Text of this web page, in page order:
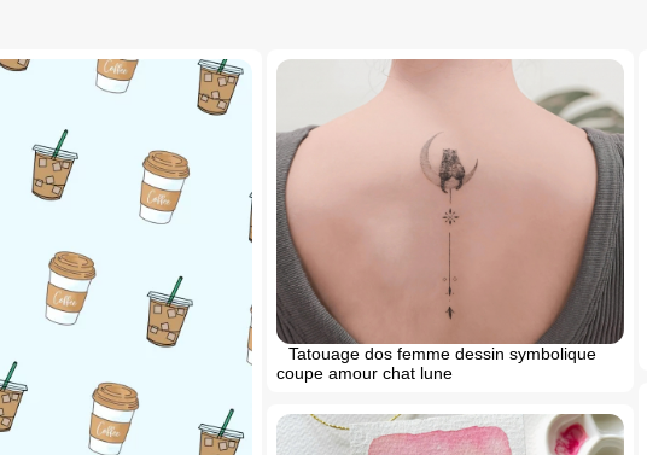
Tatouage dos femme dessin symbolique
coupe amour chat lune